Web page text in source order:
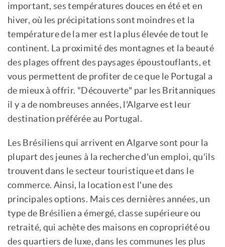
important, ses températures douces en été et en
hiver, où les précipitations sont moindres et la
température de la mer est la plus élevée de tout le
continent. La proximité des montagnes et la beauté
des plages offrent des paysages époustouflants, et
vous permettent de profiter de ce que le Portugal a
de mieux à offrir. "Découverte" par les Britanniques
il y a de nombreuses années, l'Algarve est leur
destination préférée au Portugal.
Les Brésiliens qui arrivent en Algarve sont pour la
plupart des jeunes à la recherche d'un emploi, qu'ils
trouvent dans le secteur touristique et dans le
commerce. Ainsi, la location est l'une des
principales options. Mais ces dernières années, un
type de Brésilien a émergé, classe supérieure ou
retraité, qui achète des maisons en copropriété ou
des quartiers de luxe, dans les communes les plus